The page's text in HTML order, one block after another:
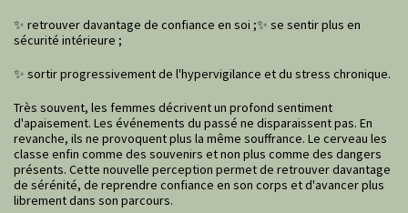
✨ retrouver davantage de confiance en soi ;✨ se sentir plus en
sécurité intérieure ;
✨ sortir progressivement de l'hypervigilance et du stress chronique.
Très souvent, les femmes décrivent un profond sentiment
d'apaisement. Les événements du passé ne disparaissent pas. En
revanche, ils ne provoquent plus la même souffrance. Le cerveau les
classe enfin comme des souvenirs et non plus comme des dangers
présents. Cette nouvelle perception permet de retrouver davantage
de sérénité, de reprendre confiance en son corps et d'avancer plus
librement dans son parcours.